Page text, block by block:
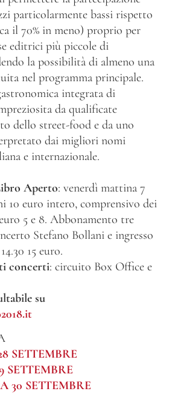
particolarmente bassi rispetto
il 70% in meno) proprio per
editrici più piccole di
la possibilità di almeno una
nel programma principale.
integrata di
da qualificate
dello street-food e da uno
dai migliori nomi
e internazionale.
Aperto: venerdì mattina 7
10 euro intero, comprensivo dei
5 e 8. Abbonamento tre
Stefano Bollani e ingresso
15 euro.
concerti: circuito Box Office e
su
SETTEMBRE
SETTEMBRE
30 SETTEMBRE